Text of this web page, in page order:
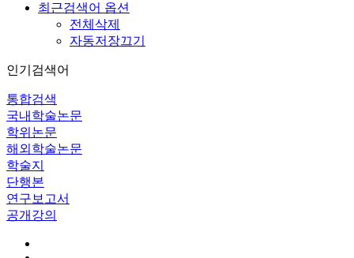
최근검색어 옵션
전체삭제
자동저장끄기
인기검색어
통합검색
국내학술논문
학위논문
해외학술논문
학술지
단행본
연구보고서
공개강의